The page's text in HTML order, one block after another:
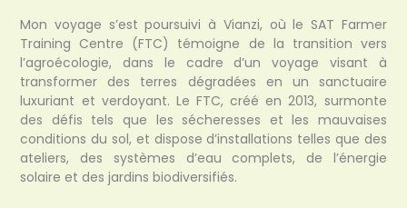
Mon voyage s’est poursuivi à Vianzi, où le SAT Farmer
Training Centre (FTC) témoigne de la transition vers
l’agroécologie, dans le cadre d’un voyage visant à
transformer des terres dégradées en un sanctuaire
luxuriant et verdoyant. Le FTC, créé en 2013, surmonte
des défis tels que les sécheresses et les mauvaises
conditions du sol, et dispose d’installations telles que des
ateliers, des systèmes d’eau complets, de l’énergie
solaire et des jardins biodiversifiés.